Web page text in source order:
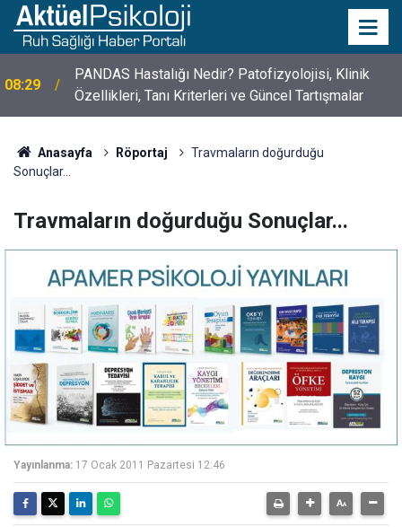
10:30
10 Mayıs Psikologlar Günü Nasıl Ortaya Çıktı? 10
Mayıs Tarihinin Hikayesi
Anasayfa Röportaj
Travmaların doğurduğu
Sonuçlar...
Travmaların doğurduğu Sonuçlar...
Yayınlanma: 17 Ocak 2011 Pazartesi 12:46